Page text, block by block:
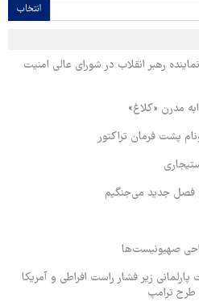
انتخاب
رهبر انقلاب در شورای عالی امنیت
مدرن «کلاغ»
پشت فرمان تراکتور
فصل جدید می‌جنگیم
صهیونیست‌ها
پارلمانی زیر فشار راست افراطی و آمریکا
طرح ترامپ